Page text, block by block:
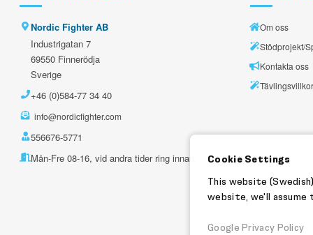
Nordic Fighter AB
Industrigatan 7
69550 Finnerödja
Sverige
+46 (0)584-77 34 40
info@nordicfighter.com
556676-5771
Mån-Fre 08-16, vid andra tider ring innan.
Om oss
Stödprojekt/
Kontakta oss
Tävlingsvillkor
Cookie Settings
This website
website, we'll assume
Google Privacy Policy